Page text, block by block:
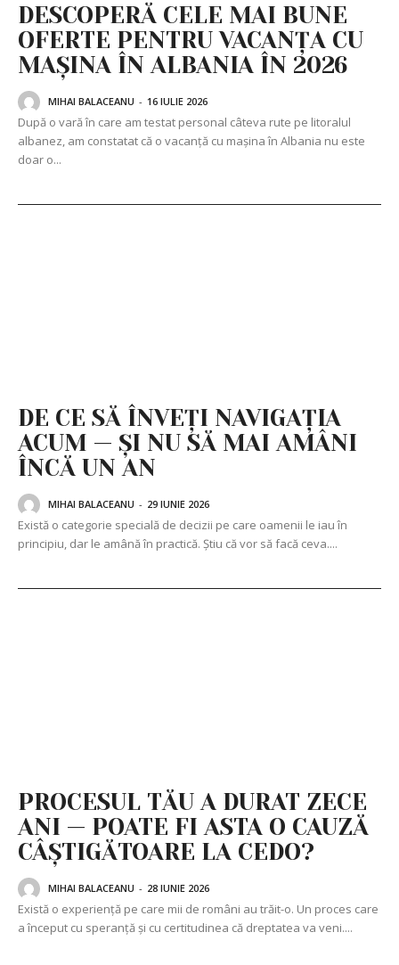
DESCOPERĂ CELE MAI BUNE
OFERTE PENTRU VACANȚA CU
MAȘINA ÎN ALBANIA ÎN 2026
MIHAI BALACEANU - 16 IULIE 2026
După o vară în care am testat personal câteva rute pe litoralul
albanez, am constatat că o vacanță cu mașina în Albania nu este
doar o...
DE CE SĂ ÎNVEȚI NAVIGAȚIA
ACUM — ȘI NU SĂ MAI AMÂNI
ÎNCĂ UN AN
MIHAI BALACEANU - 29 IUNIE 2026
Există o categorie specială de decizii pe care oamenii le iau în
principiu, dar le amână în practică. Știu că vor să facă ceva....
PROCESUL TĂU A DURAT ZECE
ANI — POATE FI ASTA O CAUZĂ
CÂȘTIGĂTOARE LA CEDO?
MIHAI BALACEANU - 28 IUNIE 2026
Există o experiență pe care mii de români au trăit-o. Un proces care
a început cu speranță și cu certitudinea că dreptatea va veni....